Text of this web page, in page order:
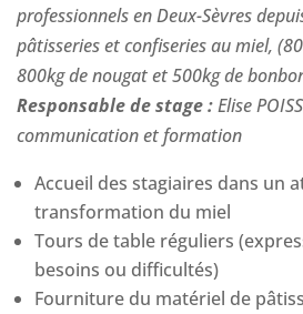
professionnels en Deux-Sèvres
pâtisseries et confiseries au miel,
800kg de nougat et 500kg de
Responsable de stage :Elise
communication et formation
Accueil des stagiaires dans un
transformation du miel
Tours de table réguliers
besoins ou difficultés)
Fourniture du matériel de